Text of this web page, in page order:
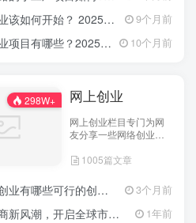
创业指南，2026年最新10大步骤创立一个成功的初创企业 使用管理软件管理美食店如何？2025年教你最新餐饮创业技巧+经营管理避坑指南
？ 2025年最新适合年轻人的低成本创业项目 9个月前
些？2025年最新15个小额投资创业好项目 10个月前
298W+ 网上创业
网上创业栏目专门为网
友分享一些网络创业项
上创业做生意经验以及
1005篇文章
有哪些可行的创业方案？ 3个月前
潮，开启全球市场的数字化之门 1年前